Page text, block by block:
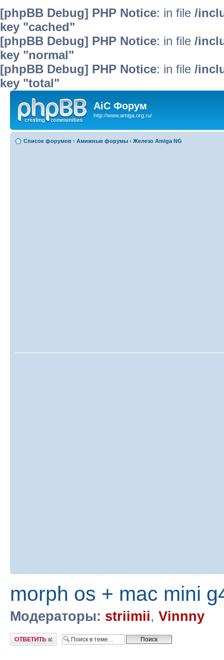
[phpBB Debug] PHP Notice: in file /
key "cached"
[phpBB Debug] PHP Notice: in file /
key "normal"
[phpBB Debug] PHP Notice: in file /
key "total"
AiC Форум
http://www.amiga.org.ru/
Список форумов ‹ Амижные форумы ‹ Железо Amiga NG
morph os + mac mini
Модераторы: striimii, Vinnny
Ответить